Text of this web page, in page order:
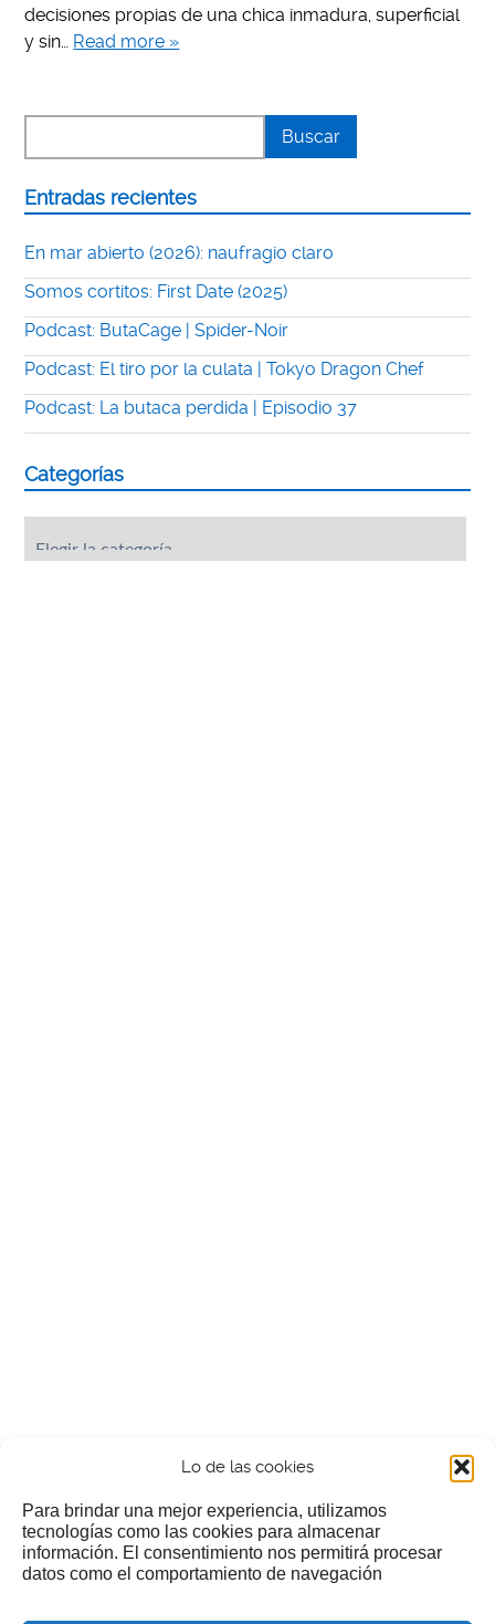
Lo de las cookies
Para brindar una mejor experiencia, utilizamos
tecnologías como las cookies para almacenar
información. El consentimiento nos permitirá procesar
datos como el comportamiento de navegación
decisiones propias de una chica inmadura, superficial
y sin… Read more »
Entradas recientes
En mar abierto (2026): naufragio claro
Somos cortitos: First Date (2025)
Podcast: ButaCage | Spider-Noir
Podcast: El tiro por la culata | Tokyo Dragon Chef
Podcast: La butaca perdida | Episodio 37
Categorías
¿Nos invitas a un cafecillo?